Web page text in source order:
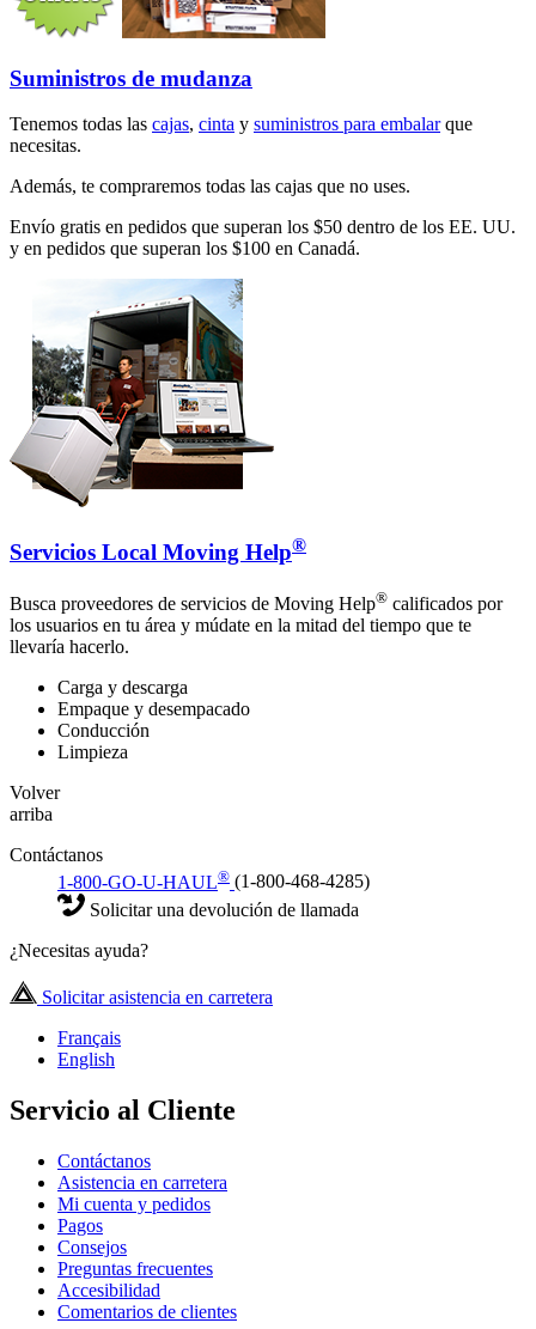
Suministros de mudanza
Tenemos todas las cajas, cinta y suministros para embalarque
necesitas.
Además, te compraremos todas las cajas que no uses.
Envío gratis en pedidos que superan los $50 dentro de los EE. UU.
y en pedidos que superan los $100 en Canadá.
Servicios Local Moving Help®
Busca proveedores de servicios de Moving Help® calificados por
los usuarios en tu área y múdate en la mitad del tiempo que te
llevaría hacerlo.
Carga y descarga
Empaque y desempacado
Conducción
Limpieza
Volver
arriba
Contáctanos
1-800-GO-U-HAUL® (1-800-468-4285)
Solicitar una devolución de llamada
¿Necesitas ayuda?
Solicitar asistencia en carretera
Français
English
Servicio al Cliente
Contáctanos
Asistencia en carretera
Mi cuenta y pedidos
Pagos
Consejos
Preguntas frecuentes
Accesibilidad
Comentarios de clientes